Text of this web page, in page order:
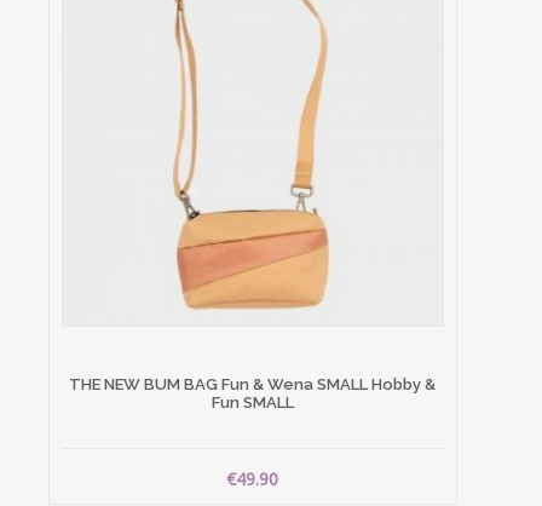
THE NEW BUM BAG Fun & Wena SMALL Hobby &
Fun SMALL
€49.90